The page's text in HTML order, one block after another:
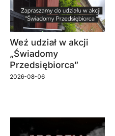
Weź udział w akcji
„Świadomy
Przedsiębiorca”
2026-08-06